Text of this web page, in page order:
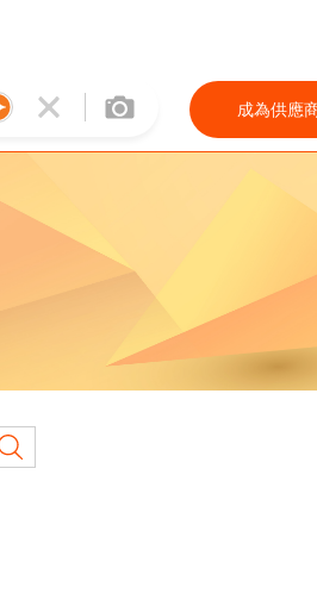
成為供應